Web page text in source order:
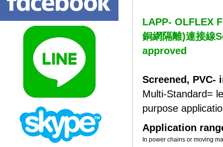
LAPP- OLFLEX
銅網隔離)連接線
approved
Screened, PVC-
Multi-Standard=
purpose
Application
In power chains or moving